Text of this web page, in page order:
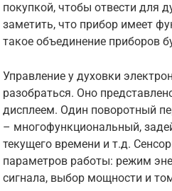
покупкой, чтобы отвести для
заметить, что прибор имеет
такое объединение приборов
Управление у духовки
разобраться. Оно
дисплеем. Один поворотный
– многофункциональный,
текущего времени и т.д.
параметров работы: режим
сигнала, выбор мощности и